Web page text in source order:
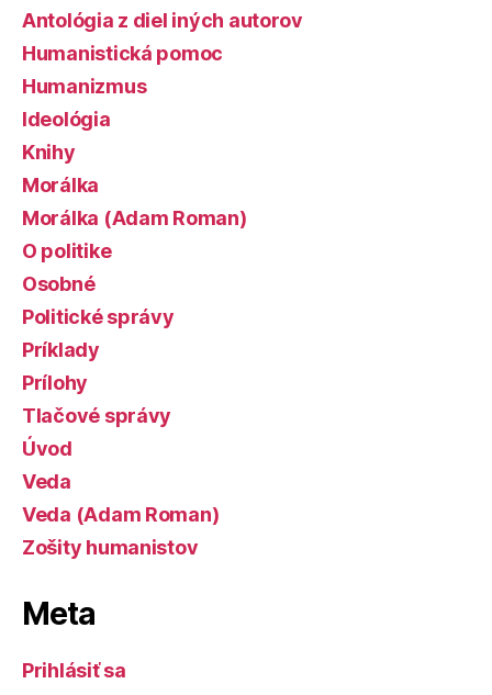
Antológia z diel iných autorov
Humanistická pomoc
Humanizmus
Ideológia
Knihy
Morálka
Morálka (Adam Roman)
O politike
Osobné
Politické správy
Príklady
Prílohy
Tlačové správy
Úvod
Veda
Veda (Adam Roman)
Zošity humanistov
Meta
Prihlásiť sa